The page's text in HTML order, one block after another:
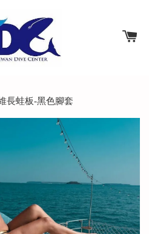
長蛙板-黑色腳套